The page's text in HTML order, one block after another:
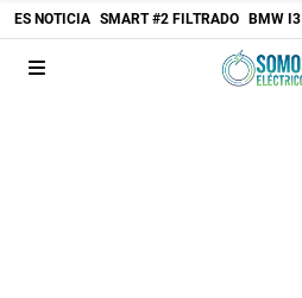
ES NOTICIA SMART #2 FILTRADO BMW I3